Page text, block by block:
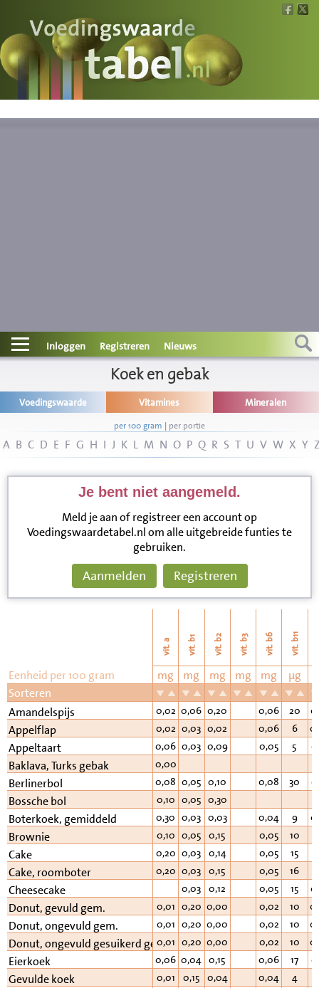
Voedingswaarde
Wat is wat?
Contact
Disclaimer
Inloggen Registreren Nieuws
Koek en gebak
Voedingswaarde Vitamines Mineralen
per 100 gram | per portie
A B C D E F G H I J K L M N O P Q R S T U V W X Y
Je bent niet aangemeld.
Meld je aan of registreer een account op
Voedingswaardetabel.nl om alle uitgebreide funties te
gebruiken.
Aanmelden Registreren
vit. a vit. b1 vit. b2 vit. b3 vit. b6 vit. b11
Eenheid per 100 gram mg mg mg mg mg µg
Sorteren
Amandelspijs
0,02 0,06 0,20 0,06 20
Appelflap 0,02 0,03 0,02 0,06 6
Appeltaart 0,06 0,03 0,09 0,05 5
Baklava, Turks gebak 0,00
Berlinerbol 0,08 0,05 0,10 0,08 30
Bossche bol 0,10 0,05 0,30
Boterkoek, gemiddeld 0,30 0,03 0,03 0,04 9
Brownie 0,10 0,05 0,15 0,05 10
Cake 0,20 0,03 0,14 0,05 15
Cake, roomboter 0,20 0,03 0,15 0,05 16
Cheesecake 0,03 0,12 0,05 15
Donut, gevuld gem. 0,01 0,20 0,00 0,02 10
Donut, ongevuld gem. 0,01 0,20 0,00 0,02 10
Donut, ongevuld gesuikerd gem.
0,01 0,20 0,00 0,02 10
Eierkoek 0,06 0,04 0,15 0,06 17
Gevulde koek 0,01 0,15 0,04 0,04 4